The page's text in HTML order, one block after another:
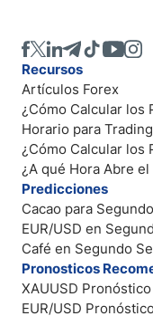
Recursos
Artículos Forex
¿Cómo Calcular los
Horario para
¿Cómo Calcular los
¿A qué Hora Abre
Predicciones
Cacao para
EUR/USD en
Café en Segundo
Pronosticos
XAUUSD
EUR/USD